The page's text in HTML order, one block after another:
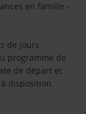
en famille -
de jours
programme de
de départ et
disposition.